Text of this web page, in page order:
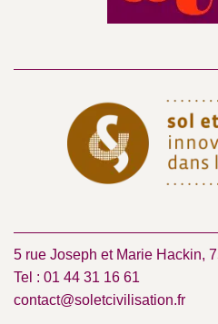
5 rue Joseph et Marie Hackin,
Tel : 01 44 31 16 61
contact@soletcivilisation.fr